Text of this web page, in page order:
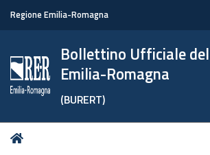
Regione Emilia-Romagna
Bollettino Ufficiale
Emilia-Romagna
(BURERT)
Tu